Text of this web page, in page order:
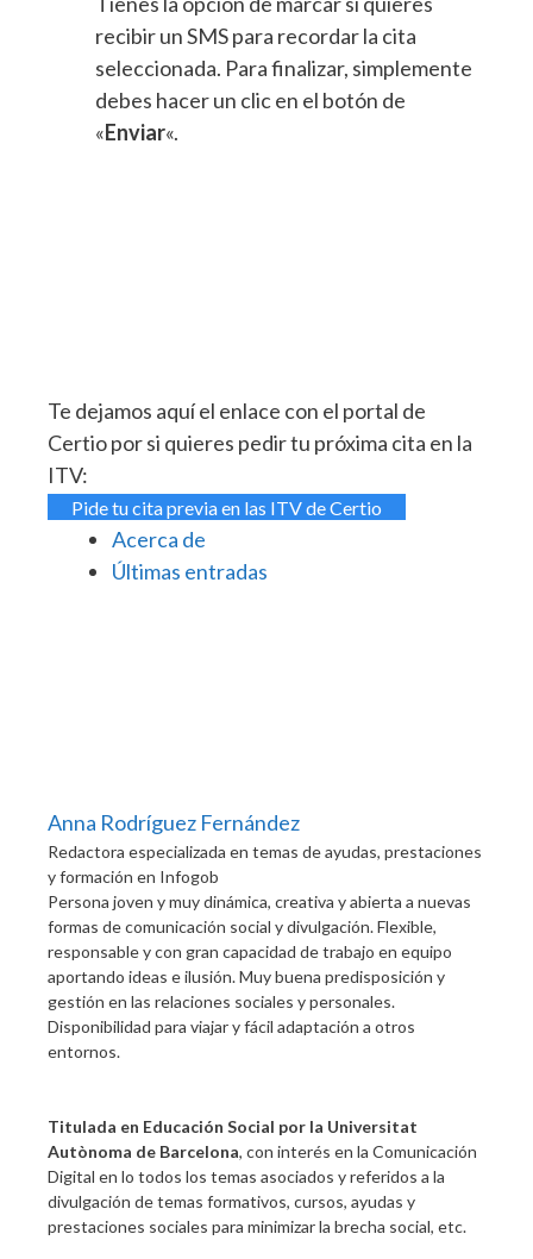
recibir un SMS para recordar la cita
seleccionada. Para finalizar, simplemente
debes hacer un clic en el botón de
«Enviar«.
Te dejamos aquí el enlace con el portal de
Certio por si quieres pedir tu próxima cita en la
ITV:
Pide tu cita previa en las ITV de Certio
Acerca de
Últimas entradas
Anna Rodríguez Fernández
Redactora especializada en temas de ayudas, prestaciones
y formación en Infogob
Persona joven y muy dinámica, creativa y abierta a nuevas
formas de comunicación social y divulgación. Flexible,
responsable y con gran capacidad de trabajo en equipo
aportando ideas e ilusión. Muy buena predisposición y
gestión en las relaciones sociales y personales.
Disponibilidad para viajar y fácil adaptación a otros
entornos.
Titulada en Educación Social por la Universitat
Autònoma de Barcelona, con interés en la Comunicación
Digital en lo todos los temas asociados y referidos a la
divulgación de temas formativos, cursos, ayudas y
prestaciones sociales para minimizar la brecha social, etc.